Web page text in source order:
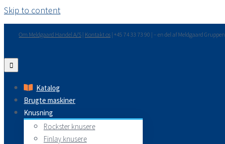
Skip to content
Om Meldgaard Handel A/S | Kontakt os | +45 74 33 73 90 | – en del af Meldgaard Gruppen
Katalog
Brugte maskiner
Knusning
Rockster knusere
Finlay knusere